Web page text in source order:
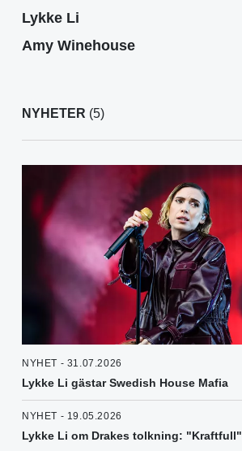
Lykke Li
Amy Winehouse
NYHETER (5)
NYHET - 31.07.2026
Lykke Li gästar Swedish House Mafia
NYHET - 19.05.2026
Lykke Li om Drakes tolkning: "Kraftfull"